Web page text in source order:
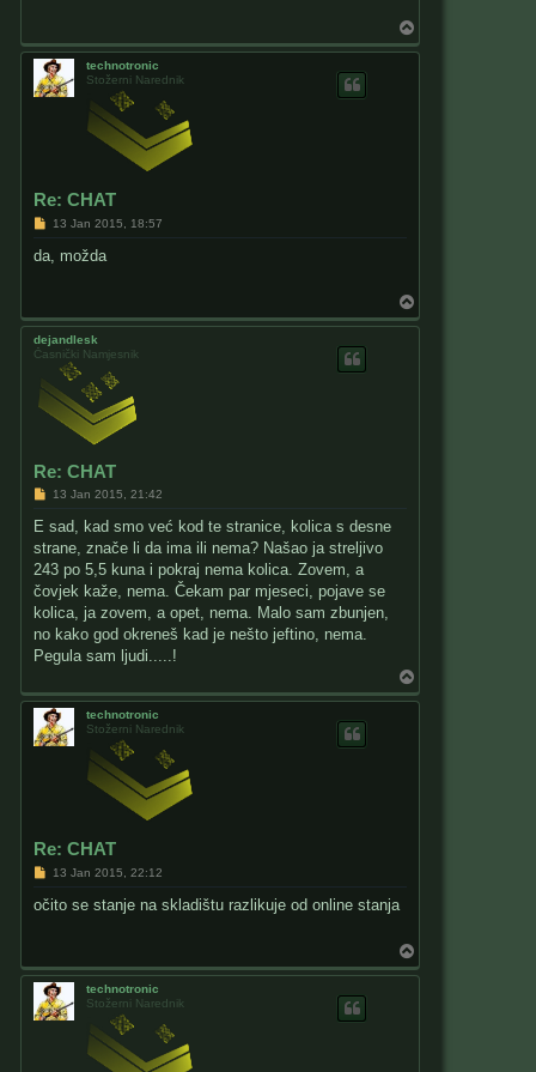
o
technotronic
Stožerni Narednik
Re: CHAT
P
s
t
13 Jan 2015, 18:57
da, možda
o
p
dejandlesk
Časnički Namjesnik
Re: CHAT
P
s
t
13 Jan 2015, 21:42
E sad, kad smo već kod te stranice, kolica s desne
strane, znače li da ima ili nema? Našao ja streljivo
243 po 5,5 kuna i pokraj nema kolica. Zovem, a
čovjek kaže, nema. Čekam par mjeseci, pojave se
kolica, ja zovem, a opet, nema. Malo sam zbunjen,
no kako god okreneš kad je nešto jeftino, nema.
Pegula sam ljudi.....!
o
technotronic
Stožerni Narednik
Re: CHAT
P
s
t
13 Jan 2015, 22:12
očito se stanje na skladištu razlikuje od online stanja
o
p
technotronic
Stožerni Narednik